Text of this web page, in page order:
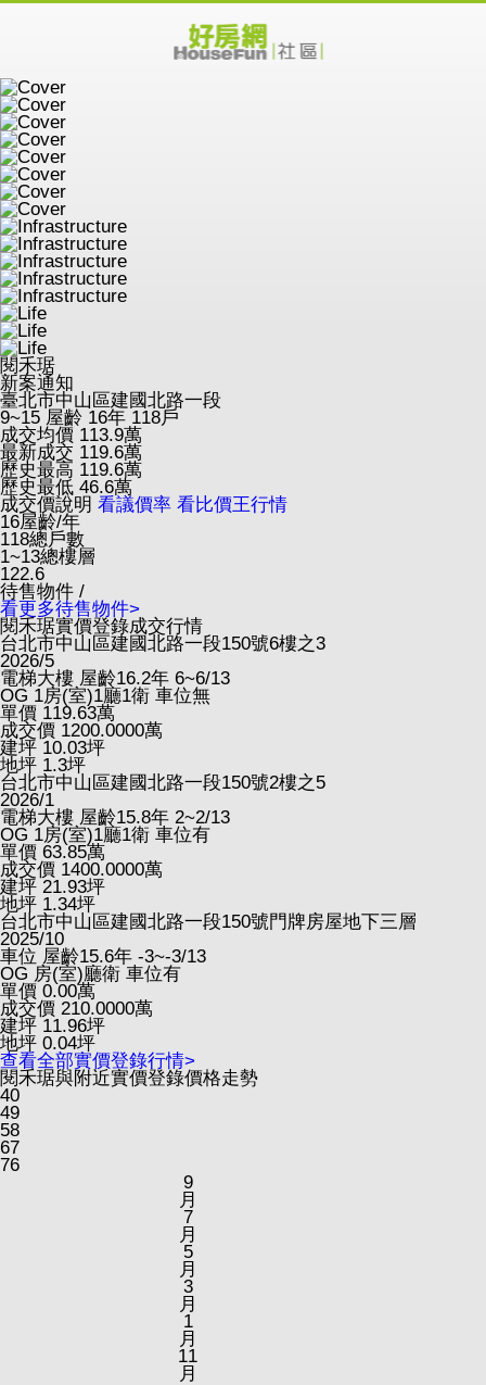
閱禾琚
新案通知
臺北市中山區建國北路一段
9~15 屋齡 16年 118戶
成交均價 113.9萬
最新成交 119.6萬
歷史最高 119.6萬
歷史最低 46.6萬
成交價說明 看議價率 看比價王行情
16屋齡/年
118總戶數
1~13總樓層
122.6
待售物件 /
看更多待售物件>
閱禾琚實價登錄成交行情
台北市中山區建國北路一段150號6樓之3
2026/5
電梯大樓 屋齡16.2年 6~6/13
OG 1房(室)1廳1衛 車位無
單價 119.63萬
成交價 1200.0000萬
建坪 10.03坪
地坪 1.3坪
台北市中山區建國北路一段150號2樓之5
2026/1
電梯大樓 屋齡15.8年 2~2/13
OG 1房(室)1廳1衛 車位有
單價 63.85萬
成交價 1400.0000萬
建坪 21.93坪
地坪 1.34坪
台北市中山區建國北路一段150號門牌房屋地下三層
2025/10
車位 屋齡15.6年 -3~-3/13
OG 房(室)廳衛 車位有
單價 0.00萬
成交價 210.0000萬
建坪 11.96坪
地坪 0.04坪
查看全部實價登錄行情>
閱禾琚與附近實價登錄價格走勢
40
49
58
67
76
9
月
7
月
5
月
3
月
1
月
11
月